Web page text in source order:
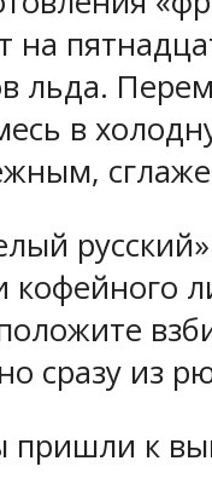
на
в
сразу из
к